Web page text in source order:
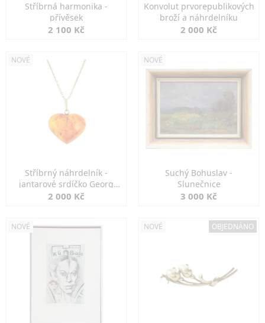
Stříbrná harmonika -
přívěsek
2 100 Kč
Konvolut prvorepublikových
broží a náhrdelníku
2 000 Kč
NOVÉ
Stříbrný náhrdelník -
jantarové srdíčko Georg
Kramer
2 000 Kč
NOVÉ
Suchý Bohuslav -
Slunečnice
3 000 Kč
NOVÉ NOVÉ OBJEDNÁNO